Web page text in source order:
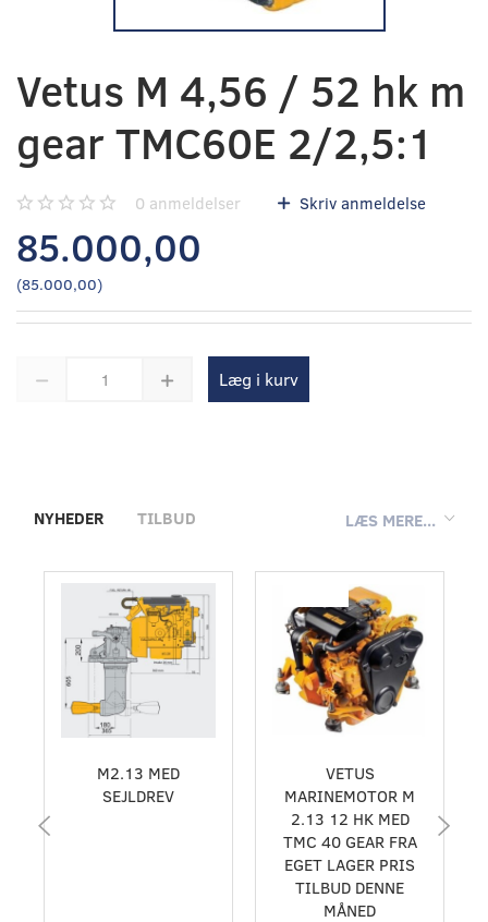
Vetus M 4,56 / 52 hk m
gear TMC60E 2/2,5:1
0 anmeldelser Skriv anmeldelse
85.000,00
(85.000,00)
Læg i kurv
LÆS MERE...
NYHEDER TILBUD
M2.13 MED
SEJLDREV
VETUS
MARINEMOTOR M
2.13 12 HK MED
TMC 40 GEAR FRA
EGET LAGER PRIS
TILBUD DENNE
MÅNED